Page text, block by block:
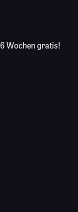
6 Wochen gratis!